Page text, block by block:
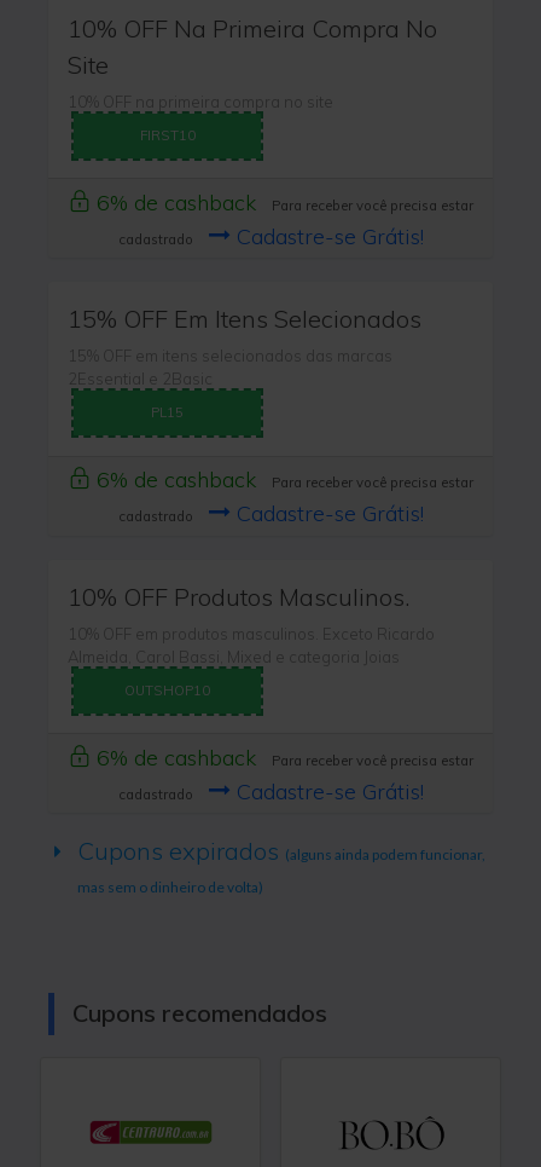
10% OFF Na Primeira Compra No
Site
10% OFF na primeira compra no site
FIRST10
6% de cashback
Para receber você precisa estar
cadastrado
Cadastre-se Grátis!
15% OFF Em Itens Selecionados
15% OFF em itens selecionados das marcas
2Essential e 2Basic
PL15
6% de cashback
Para receber você precisa estar
cadastrado
Cadastre-se Grátis!
10% OFF Produtos Masculinos.
10% OFF em produtos masculinos. Exceto Ricardo
Almeida, Carol Bassi, Mixed e categoria Joias
OUTSHOP10
6% de cashback
Para receber você precisa estar
cadastrado
Cadastre-se Grátis!
Cupons expirados (alguns ainda podem funcionar,
mas sem o dinheiro de volta)
Cupons recomendados